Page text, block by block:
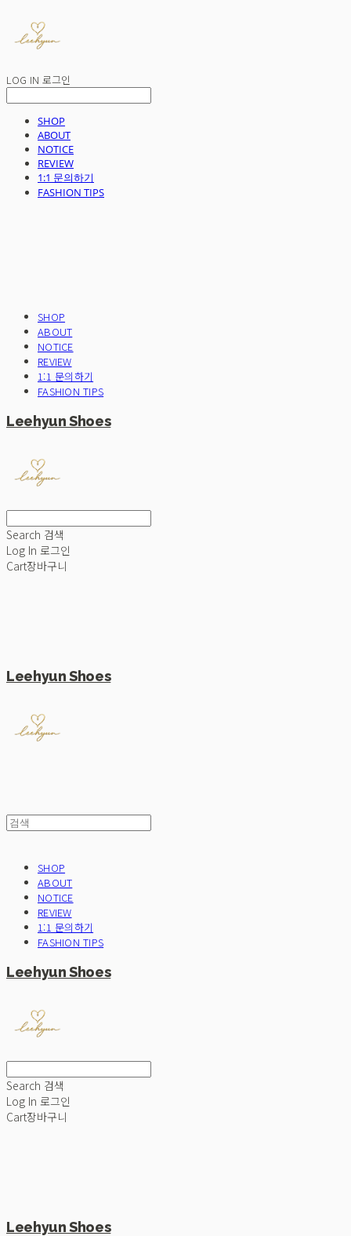
LOG IN 로그인
SHOP
ABOUT
NOTICE
REVIEW
1:1 문의하기
FASHION TIPS
SHOP
ABOUT
NOTICE
REVIEW
1:1 문의하기
FASHION TIPS
Leehyun Shoes
Search 검색
Log In 로그인
Cart장바구니
Leehyun Shoes
SHOP
ABOUT
NOTICE
REVIEW
1:1 문의하기
FASHION TIPS
Leehyun Shoes
Search 검색
Log In 로그인
Cart장바구니
Leehyun Shoes